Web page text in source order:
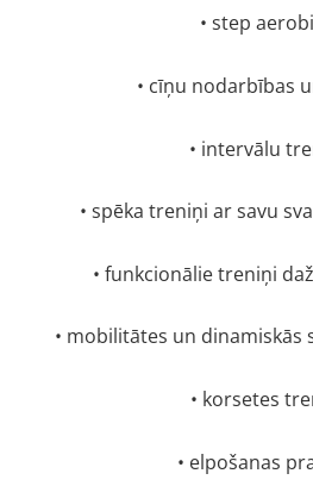
• step
• cīņu nodarbības
• intervālu
• spēka treniņi ar savu
• funkcionālie treniņi
• mobilitātes un dinamiskās
• korsetes
• elpošanas